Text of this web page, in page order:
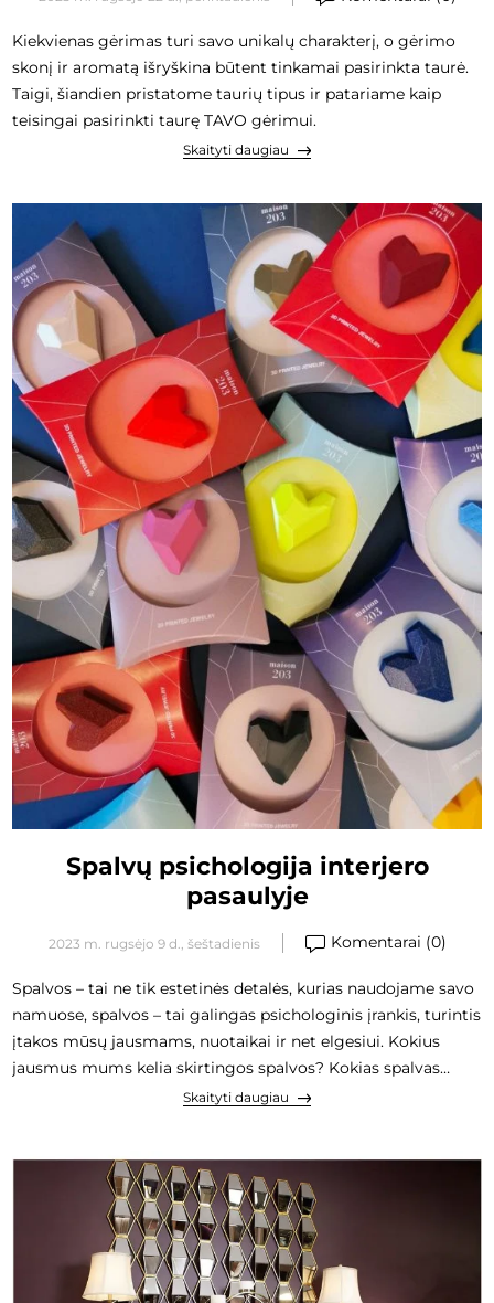
Kiekvienas gėrimas turi savo unikalų charakterį, o gėrimo
skonį ir aromatą išryškina būtent tinkamai pasirinkta taurė.
Taigi, šiandien pristatome taurių tipus ir patariame kaip
teisingai pasirinkti taurę TAVO gėrimui.
Skaityti daugiau
Spalvų psichologija interjero
pasaulyje
2023 m. rugsėjo 9 d., šeštadienis Komentarai (0)
Spalvos – tai ne tik estetinės detalės, kurias naudojame savo
namuose, spalvos – tai galingas psichologinis įrankis, turintis
įtakos mūsų jausmams, nuotaikai ir net elgesiui. Kokius
jausmus mums kelia skirtingos spalvos? Kokias spalvas
pasirinkti būtent Jūsų svajonių namų interjere? Šiandien
Skaityti daugiau